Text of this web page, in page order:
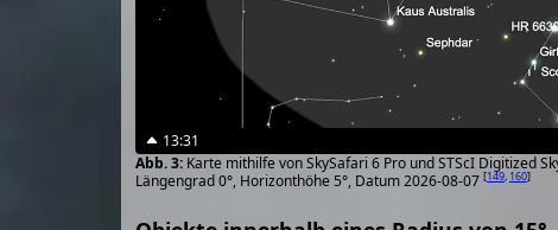
13:31
Karte mithilfe von SkySafari 6 Pro und STScI Digitized
Längengrad 0°, Horizonthöhe 5°, Datum 2026-08-07 [149, 160]